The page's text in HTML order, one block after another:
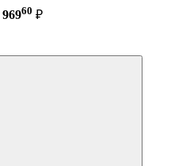
96960 ₽